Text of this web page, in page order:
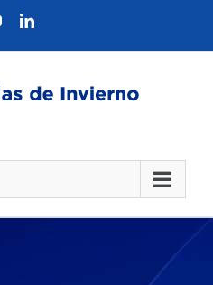
YouTubeLinkedIn